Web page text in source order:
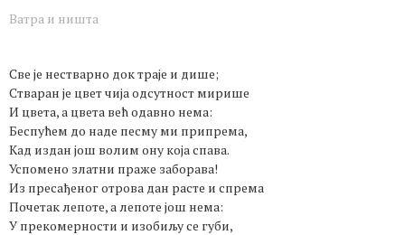
Ватра и ништа
Све је нестварно док траје и дише;
Стваран је цвет чија одсутност мирише
И цвета, а цвета већ одавно нема:
Беспућем до наде песму ми припрема,
Кад издан још волим ону која спава.
Успомено златни праже заборава!
Из пресађеног отрова дан расте и спрема
Почетак лепоте, а лепоте још нема:
У прекомерности и изобиљу се губи,